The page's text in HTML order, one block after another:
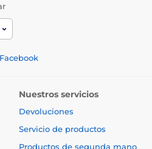
K9-800 viene con un
que también flota. Esto lo
para el adiestramiento de
Facebook
Nuestros servicios
Devoluciones
Servicio de productos
Productos de segunda mano